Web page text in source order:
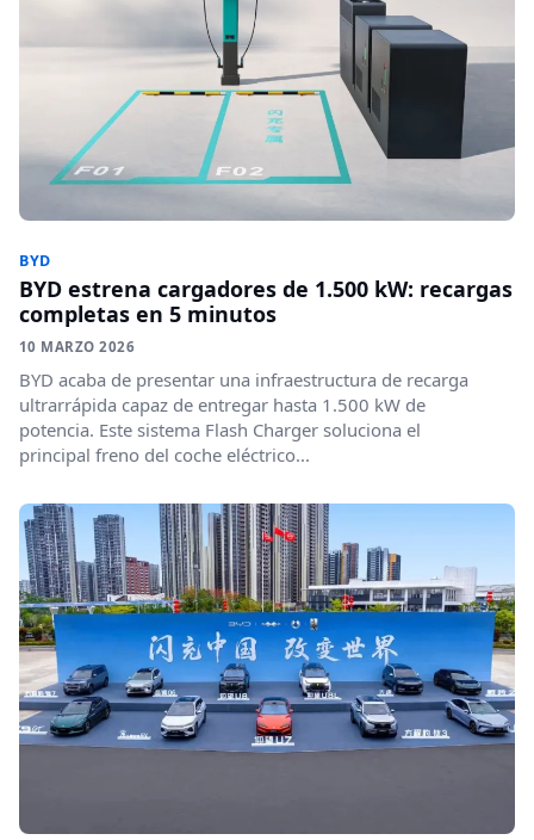
BYD
BYD estrena cargadores de 1.500 kW: recargas
completas en 5 minutos
10 MARZO 2026
BYD acaba de presentar una infraestructura de recarga
ultrarrápida capaz de entregar hasta 1.500 kW de
potencia. Este sistema Flash Charger soluciona el
principal freno del coche eléctrico...